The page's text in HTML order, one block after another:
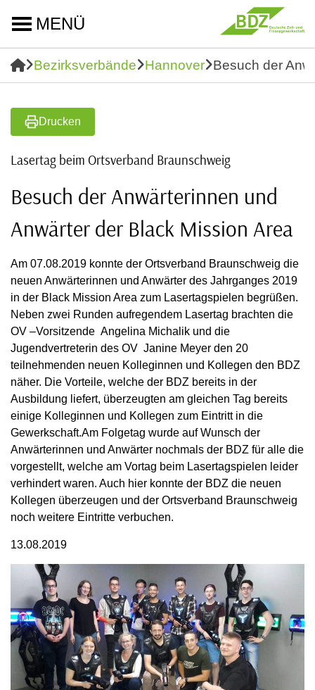
MENÜ
Bezirksverbände Hannover Besuch der
Drucken
Lasertag beim Ortsverband Braunschweig
Besuch der Anwärterinnen und
Anwärter der Black Mission Area
Am 07.08.2019 konnte der Ortsverband Braunschweig die
neuen Anwärterinnen und Anwärter des Jahrganges 2019
in der Black Mission Area zum Lasertagspielen begrüßen.
Neben zwei Runden aufregendem Lasertag brachten die
OV –Vorsitzende Angelina Michalik und die
Jugendvertreterin des OV Janine Meyer den 20
teilnehmenden neuen Kolleginnen und Kollegen den BDZ
näher. Die Vorteile, welche der BDZ bereits in der
Ausbildung liefert, überzeugten am gleichen Tag bereits
einige Kolleginnen und Kollegen zum Eintritt in die
Gewerkschaft.Am Folgetag wurde auf Wunsch der
Anwärterinnen und Anwärter nochmals der BDZ für alle die
vorgestellt, welche am Vortag beim Lasertagspielen leider
verhindert waren. Auch hier konnte der BDZ die neuen
Kollegen überzeugen und der Ortsverband Braunschweig
noch weitere Eintritte verbuchen.
13.08.2019